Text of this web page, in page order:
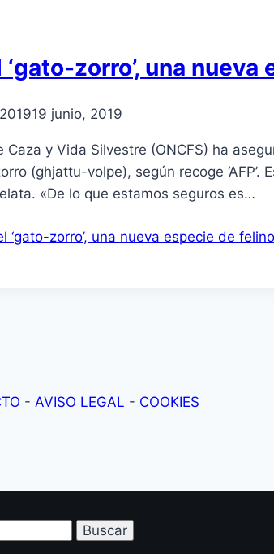
zorro’, una
19 junio, 2019
Caza y Vida Silvestre (ONCFS) ha
(ghjattu-volpe), según recoge
«De lo que estamos seguros es…
‘gato-zorro’, una nueva especie de
- AVISO LEGAL - COOKIES